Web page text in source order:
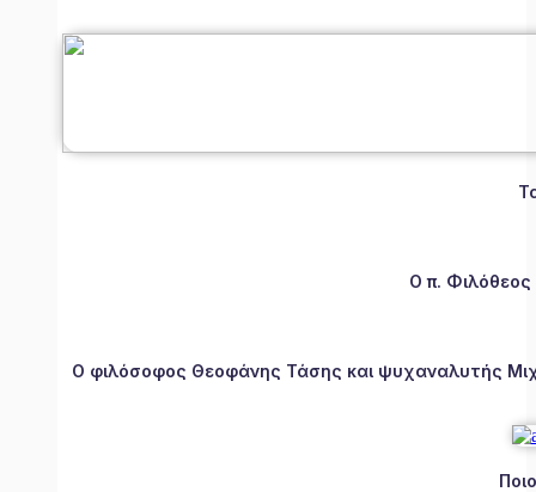
Ο π.
Ο φιλόσοφος Θεοφάνης Τάσης και ψυχαναλυτής